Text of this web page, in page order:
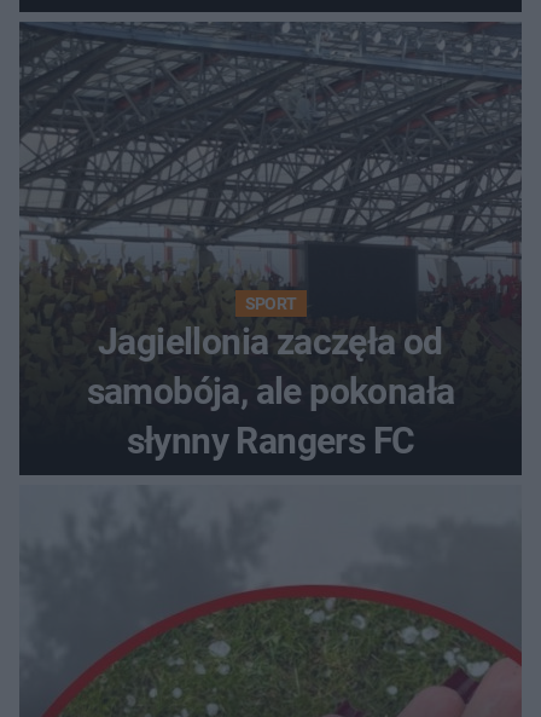
SPORT
Jagiellonia zaczęła od
samobója, ale pokonała
słynny Rangers FC